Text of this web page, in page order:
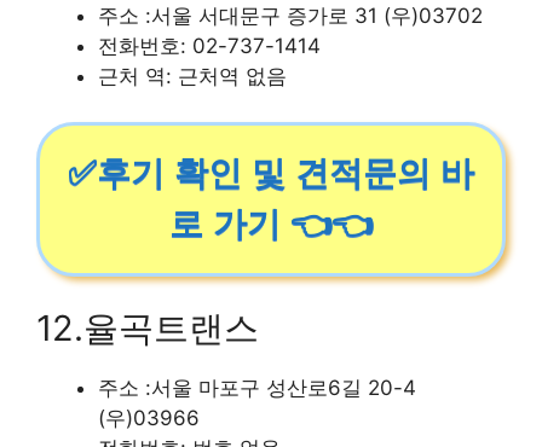
주소 :서울 서대문구 증가로 31 (우)03702
전화번호: 02-737-1414
근처 역: 근처역 없음
✅후기 확인 및 견적문의 바
로 가기 👈👈
12.율곡트랜스
주소 :서울 마포구 성산로6길 20-4
(우)03966